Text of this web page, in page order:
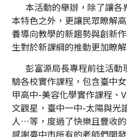
本活動的舉辦，除了讓各
本特色之外，更讓民眾瞭解
養導向教學的新趨勢與創新
生對於新課綱的推動更加瞭
彭富源局長專程前往活動
驗各校實作課程，包含臺中
甲高中-美容化學實作課程、
文觀星，臺中一中-太陽與光
人…等，度過了快樂且豐收
感謝臺中市所有的老師們開